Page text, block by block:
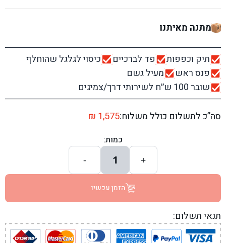
מתנה מאיתנו
תיק וכפפות פד לברכיים
כיסוי לגלגל שהוחלף
פנס ראש
מעיל גשם
שובר 100 ש׳׳ח לשירותי דרך/צמיגים
סה”כ לתשלום כולל משלוח: ₪ 1,575
כמות:
+
1
-
הזמן עכשיו
תנאי תשלום: